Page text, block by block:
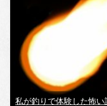
私が釣りで体験した怖